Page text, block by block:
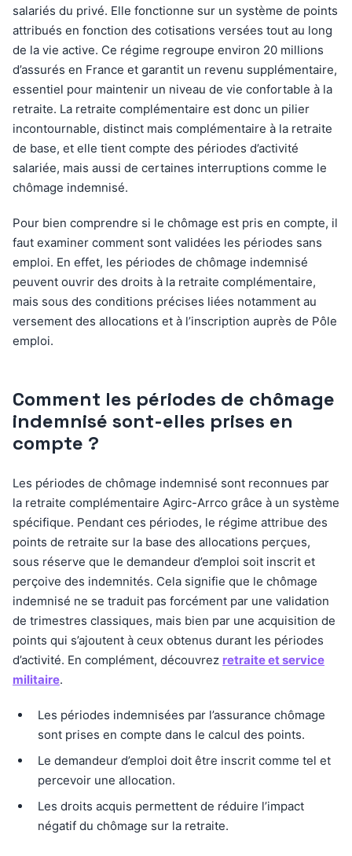
salariés du privé. Elle fonctionne sur un système de points
attribués en fonction des cotisations versées tout au long
de la vie active. Ce régime regroupe environ 20 millions
d’assurés en France et garantit un revenu supplémentaire,
essentiel pour maintenir un niveau de vie confortable à la
retraite. La retraite complémentaire est donc un pilier
incontournable, distinct mais complémentaire à la retraite
de base, et elle tient compte des périodes d’activité
salariée, mais aussi de certaines interruptions comme le
chômage indemnisé.
Pour bien comprendre si le chômage est pris en compte, il
faut examiner comment sont validées les périodes sans
emploi. En effet, les périodes de chômage indemnisé
peuvent ouvrir des droits à la retraite complémentaire,
mais sous des conditions précises liées notamment au
versement des allocations et à l’inscription auprès de Pôle
emploi.
Comment les périodes de chômage
indemnisé sont-elles prises en
compte ?
Les périodes de chômage indemnisé sont reconnues par
la retraite complémentaire Agirc-Arrco grâce à un système
spécifique. Pendant ces périodes, le régime attribue des
points de retraite sur la base des allocations perçues,
sous réserve que le demandeur d’emploi soit inscrit et
perçoive des indemnités. Cela signifie que le chômage
indemnisé ne se traduit pas forcément par une validation
de trimestres classiques, mais bien par une acquisition de
points qui s’ajoutent à ceux obtenus durant les périodes
d’activité. En complément, découvrez retraite et service
militaire.
Les périodes indemnisées par l’assurance chômage
sont prises en compte dans le calcul des points.
Le demandeur d’emploi doit être inscrit comme tel et
percevoir une allocation.
Les droits acquis permettent de réduire l’impact
négatif du chômage sur la retraite.